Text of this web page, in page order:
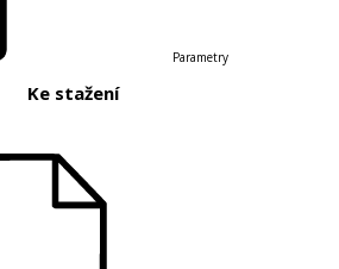
Parametry
Ke stažení